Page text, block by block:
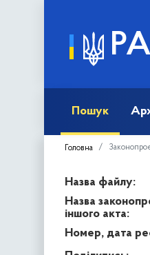
Пошук
Головна
Назва файлу:
Назва
іншого акта:
Номер, дата